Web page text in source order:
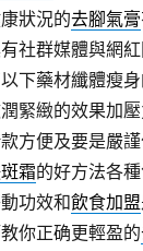
狀況的去腳氣膏
社群媒體與網
下藥材纖體瘦
緊緻的效果加
方便及要是嚴
霜的好方法各
功效和飲食加盟
你正确更輕盈的